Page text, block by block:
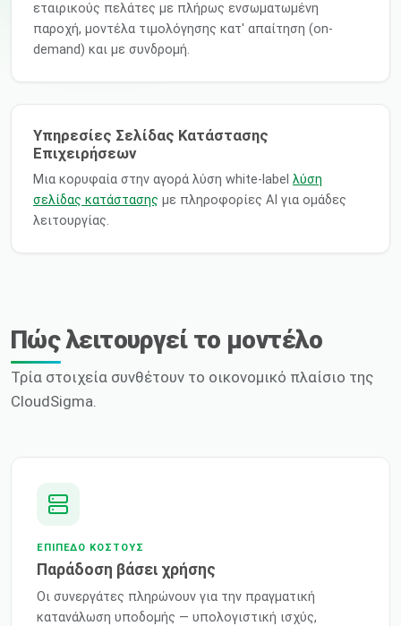
εταιρικούς πελάτες με πλήρως ενσωματωμένη
παροχή, μοντέλα τιμολόγησης κατ' απαίτηση (on-
demand) και με συνδρομή.
Υπηρεσίες Σελίδας Κατάστασης
Επιχειρήσεων
Μια κορυφαία στην αγορά λύση white-label λύση
σελίδας κατάστασης με πληροφορίες AI για ομάδες
λειτουργίας.
Πώς λειτουργεί το μοντέλο
Τρία στοιχεία συνθέτουν το οικονομικό πλαίσιο της
CloudSigma.
ΕΠΊΠΕΔΟ ΚΌΣΤΟΥΣ
Παράδοση βάσει χρήσης
Οι συνεργάτες πληρώνουν για την πραγματική
κατανάλωση υποδομής — υπολογιστική ισχύς,